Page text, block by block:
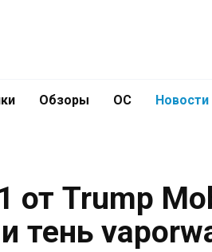
Обзоры ОС Новости
от Trump
тень